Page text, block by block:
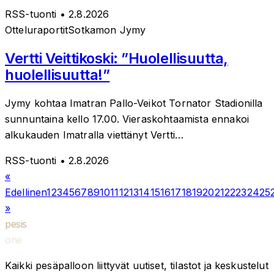
RSS-tuonti • 2.8.2026
OtteluraportitSotkamon Jymy
Vertti Veittikoski: ”Huolellisuutta,
huolellisuutta!”
Jymy kohtaa Imatran Pallo-Veikot Tornator Stadionilla
sunnuntaina kello 17.00. Vieraskohtaamista ennakoi
alkukauden Imatralla viettänyt Vertti…
RSS-tuonti • 2.8.2026
«
Edellinen12345678910111213141516171819202122232425
»
pesis
one
Kaikki pesäpalloon liittyvät uutiset, tilastot ja keskustelut